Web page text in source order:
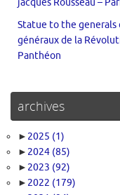
Statue to the generals
généraux de la
Panthéon
archives
► 2025 (1)
► 2024 (85)
► 2023 (92)
► 2022 (179)